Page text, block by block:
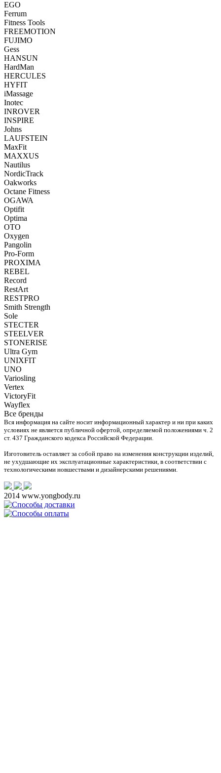
EGO
Ferrum
Fitness Tools
FREEMOTION
FUJIMO
Gess
HANSUN
HardMan
HERCULES
HYFIT
iMassage
Inotec
INROVER
INSPIRE
Johns
LAUFSTEIN
MaxFit
MAXXUS
Nautilus
NordicTrack
Oakworks
Octane Fitness
OGAWA
Optifit
Optima
OTO
Oxygen
Pangolin
Pro-Form
PROXIMA
REBEL
Record
RestArt
RESTPRO
Smith Strength
Sole
STECTER
STEELVER
STONERISE
Ultra Gym
UNIXFIT
UNO
Variosling
Vertex
VictoryFit
Wayflex
Все бренды
Вся информация на сайте носит информационный характер и ни при каких
условиях не является публичной офертой, определяемой положениями ч. 2
ст. 437 Гражданского кодекса Российской Федерации.
Изготовитель оставляет за собой право на изменения конструкции изделий,
не ухудшающие их эксплуатационные характеристики, в соответствии с
технологическими новшествами и дизайнерскими решениями.
2014 www.yongbody.ru